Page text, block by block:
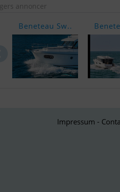
annoncer
Beneteau Sw..
Impressum -